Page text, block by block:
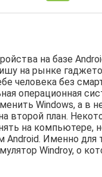
на базе
на рынке
человека без
операционная
Windows, а в
второй план.
на компьютере,
Android. Именно для
Windroy, о